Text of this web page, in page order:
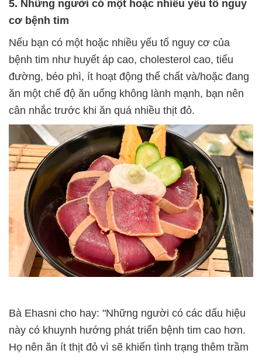
5. Những người có một hoặc nhiều yếu tố nguy
cơ bệnh tim
Nếu bạn có một hoặc nhiều yếu tố nguy cơ của
bệnh tim như huyết áp cao, cholesterol cao, tiểu
đường, béo phì, ít hoạt động thể chất và/hoặc đang
ăn một chế độ ăn uống không lành mạnh, bạn nên
cân nhắc trước khi ăn quá nhiều thịt đỏ.
Bà Ehasni cho hay: "Những người có các dấu hiệu
này có khuynh hướng phát triển bệnh tim cao hơn.
Họ nên ăn ít thịt đỏ vì sẽ khiến tình trạng thêm trầm